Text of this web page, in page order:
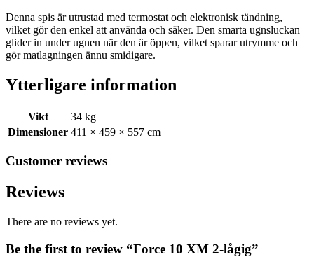
Denna spis är utrustad med termostat och elektronisk tändning,
vilket gör den enkel att använda och säker. Den smarta ugnsluckan
glider in under ugnen när den är öppen, vilket sparar utrymme och
gör matlagningen ännu smidigare.
Ytterligare information
Vikt
34 kg
Dimensioner 411 × 459 × 557 cm
Customer reviews
Reviews
There are no reviews yet.
Be the first to review “Force 10 XM 2-lågig”